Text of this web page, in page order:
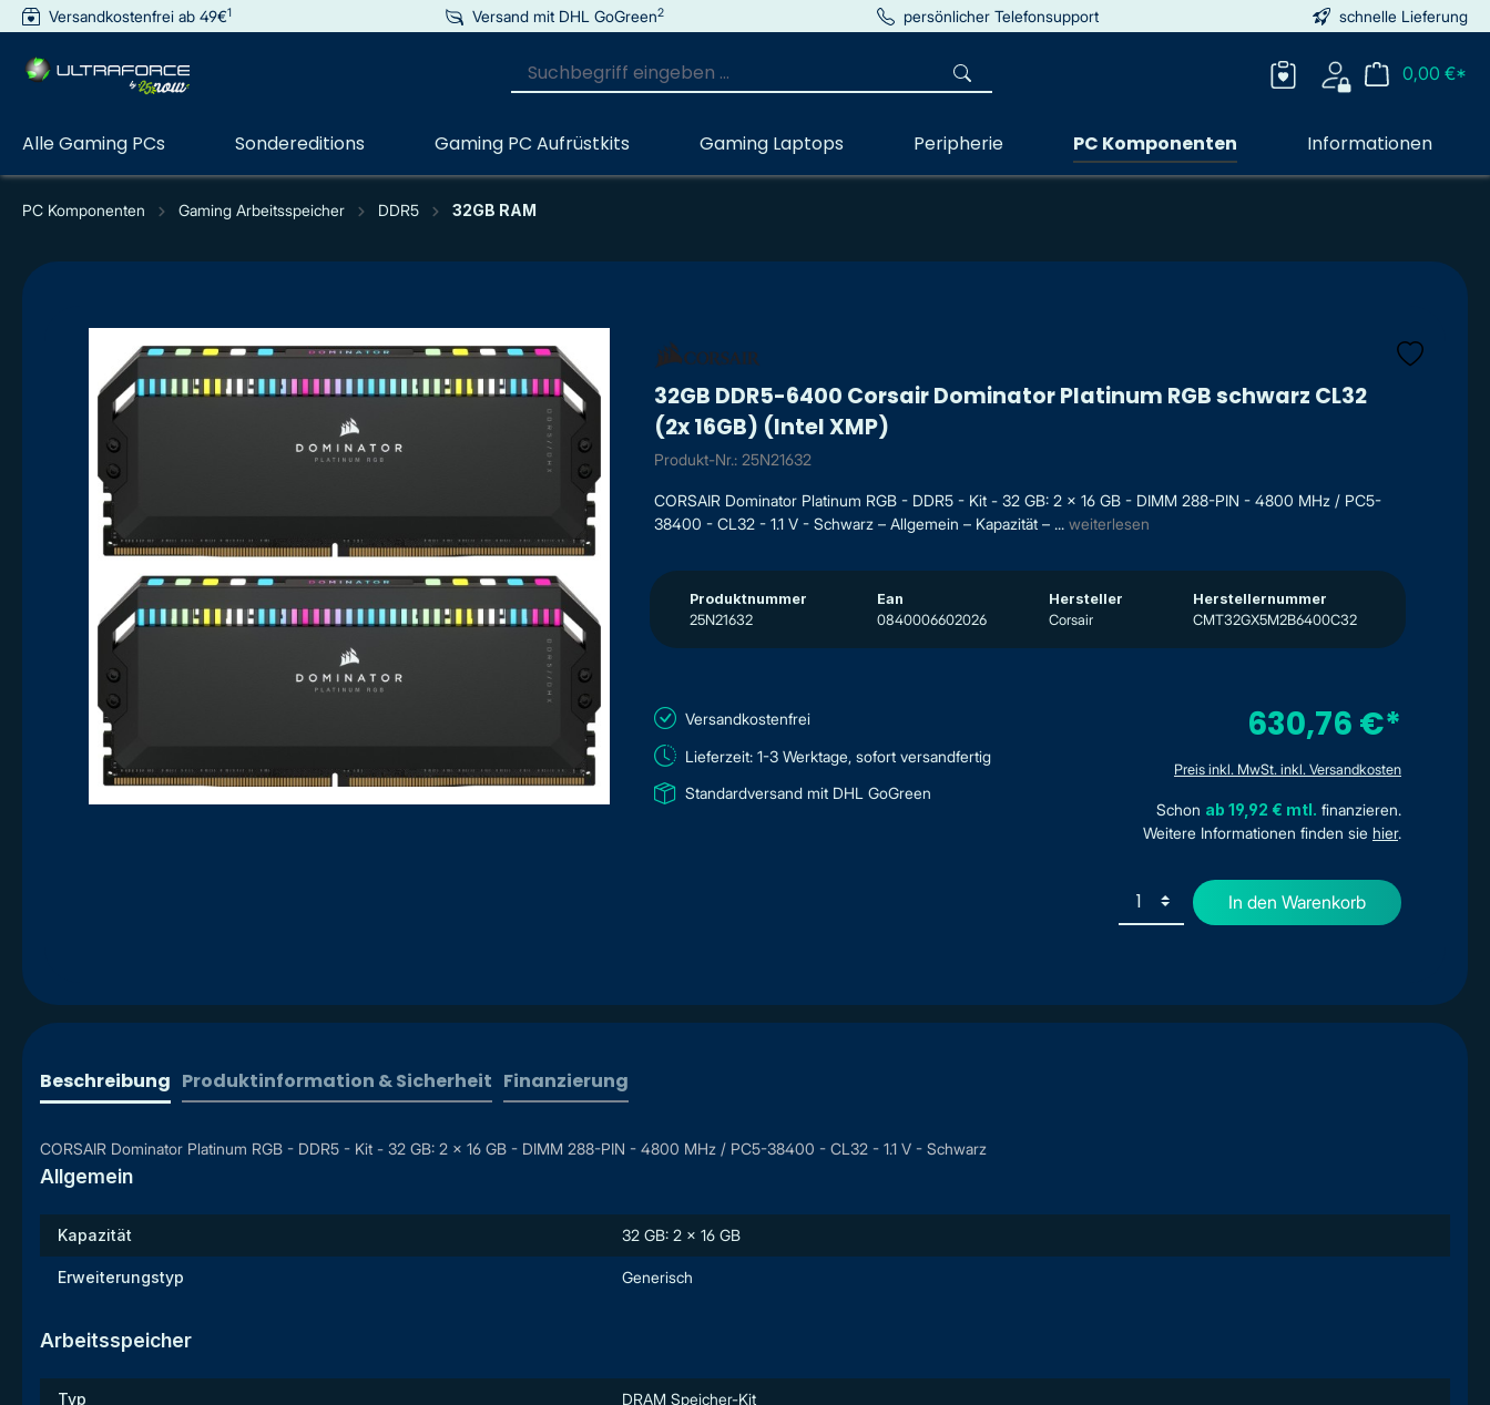
springen Zur Hauptnavigation springen
Versandkostenfrei ab 49€1 Versand mit DHL GoGreen2 persönlicher Telefonsupport schnelle Lieferung
0,00 €*
Alle Gaming PCs Sondereditions Gaming PC Aufrüstkits Gaming Laptops Peripherie PC Komponenten Informationen
PC Komponenten Gaming Arbeitsspeicher DDR5 32GB RAM
32GB DDR5-6400 Corsair Dominator Platinum RGB schwarz CL32
(2x 16GB) (Intel XMP)
Produkt-Nr.: 25N21632
CORSAIR Dominator Platinum RGB - DDR5 - Kit - 32 GB: 2 x 16 GB - DIMM 288-PIN - 4800 MHz / PC5-
38400 - CL32 - 1.1 V - Schwarz – Allgemein – Kapazität – ... weiterlesen
Produktnummer
25N21632
Ean
0840006602026
Hersteller
Corsair
Herstellernummer
CMT32GX5M2B6400C32
Versandkostenfrei
Lieferzeit: 1-3 Werktage, sofort versandfertig
Standardversand mit DHL GoGreen
630,76 €*
Preis inkl. MwSt. inkl. Versandkosten
Schon ab 19,92 € mtl. finanzieren.
Weitere Informationen finden sie hier.
In den Warenkorb
Beschreibung Produktinformation & Sicherheit Finanzierung
CORSAIR Dominator Platinum RGB - DDR5 - Kit - 32 GB: 2 x 16 GB - DIMM 288-PIN - 4800 MHz / PC5-38400 - CL32 - 1.1 V - Schwarz
Allgemein
Kapazität 32 GB: 2 x 16 GB
Erweiterungstyp Generisch
Arbeitsspeicher
Typ DRAM Speicher-Kit